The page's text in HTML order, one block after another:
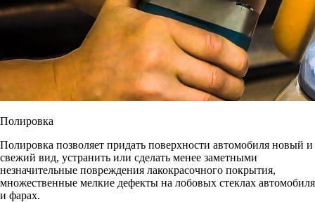
Полировка
Полировка позволяет придать поверхности автомобиля новый и
свежий вид, устранить или сделать менее заметными
незначительные повреждения лакокрасочного покрытия,
множественные мелкие дефекты на лобовых стеклах автомобиля
и фарах.